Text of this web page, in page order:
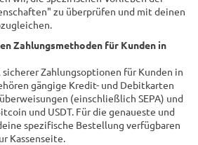
zu überprüfen und mit deinen
Zahlungsmethoden für Kunden in
Zahlungsoptionen für Kunden in
gängige Kredit- und Debitkarten
(einschließlich SEPA) und
und USDT. Für die genaueste und
spezifische Bestellung verfügbaren
Kassenseite.